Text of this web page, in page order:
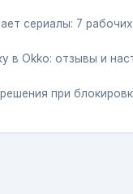
сериалы: 7
в Okko: отзывы и
при